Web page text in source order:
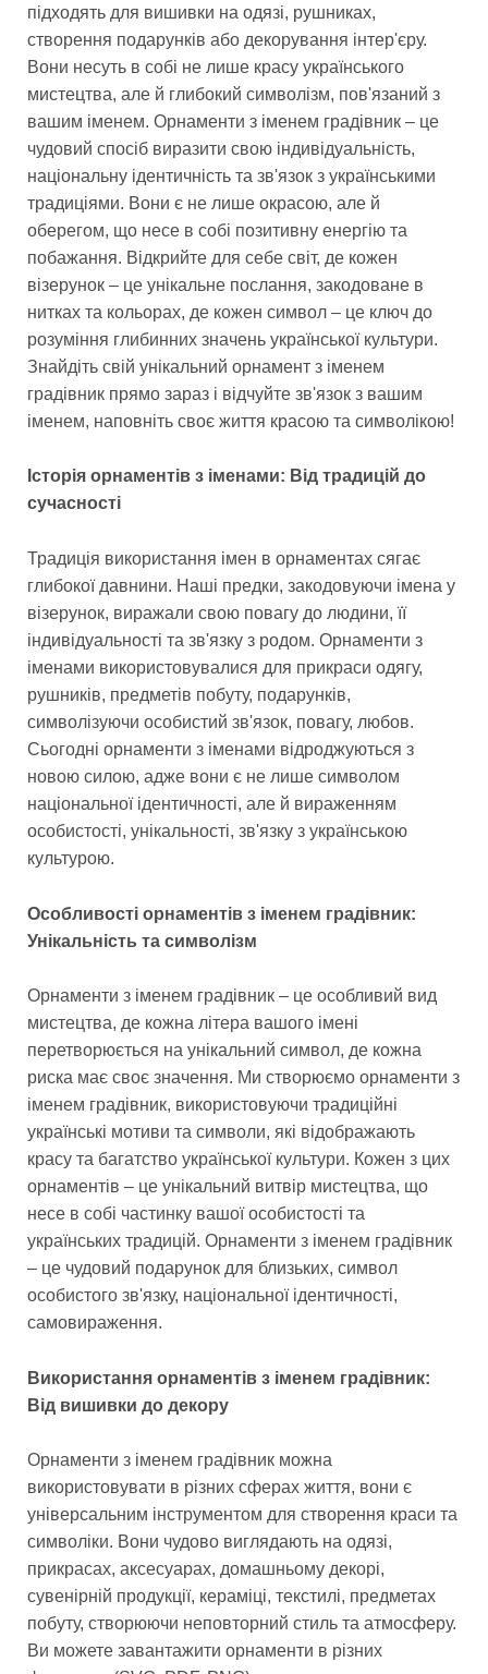
підходять для вишивки на одязі, рушниках,
створення подарунків або декорування інтер'єру.
Вони несуть в собі не лише красу українського
мистецтва, але й глибокий символізм, пов'язаний з
вашим іменем. Орнаменти з іменем градівник – це
чудовий спосіб виразити свою індивідуальність,
національну ідентичність та зв'язок з українськими
традиціями. Вони є не лише окрасою, але й
оберегом, що несе в собі позитивну енергію та
побажання. Відкрийте для себе світ, де кожен
візерунок – це унікальне послання, закодоване в
нитках та кольорах, де кожен символ – це ключ до
розуміння глибинних значень української культури.
Знайдіть свій унікальний орнамент з іменем
градівник прямо зараз і відчуйте зв'язок з вашим
іменем, наповніть своє життя красою та символікою!
Історія орнаментів з іменами: Від традицій до
сучасності
Традиція використання імен в орнаментах сягає
глибокої давнини. Наші предки, закодовуючи імена у
візерунок, виражали свою повагу до людини, її
індивідуальності та зв'язку з родом. Орнаменти з
іменами використовувалися для прикраси одягу,
рушників, предметів побуту, подарунків,
символізуючи особистий зв'язок, повагу, любов.
Сьогодні орнаменти з іменами відроджуються з
новою силою, адже вони є не лише символом
національної ідентичності, але й вираженням
особистості, унікальності, зв'язку з українською
культурою.
Особливості орнаментів з іменем градівник:
Унікальність та символізм
Орнаменти з іменем градівник – це особливий вид
мистецтва, де кожна літера вашого імені
перетворюється на унікальний символ, де кожна
риска має своє значення. Ми створюємо орнаменти з
іменем градівник, використовуючи традиційні
українські мотиви та символи, які відображають
красу та багатство української культури. Кожен з цих
орнаментів – це унікальний витвір мистецтва, що
несе в собі частинку вашої особистості та
українських традицій. Орнаменти з іменем градівник
– це чудовий подарунок для близьких, символ
особистого зв'язку, національної ідентичності,
самовираження.
Використання орнаментів з іменем градівник:
Від вишивки до декору
Орнаменти з іменем градівник можна
використовувати в різних сферах життя, вони є
універсальним інструментом для створення краси та
символіки. Вони чудово виглядають на одязі,
прикрасах, аксесуарах, домашньому декорі,
сувенірній продукції, кераміці, текстилі, предметах
побуту, створюючи неповторний стиль та атмосферу.
Ви можете завантажити орнаменти в різних